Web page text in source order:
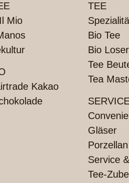
Mio
Kakao
TEE
Bio Tee
Bio
Tee
Tea
Gläser
Porzellan
Service
Tee-